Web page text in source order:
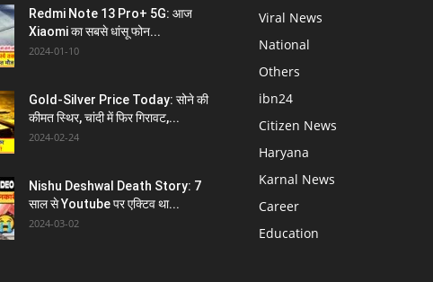
Redmi Note 13 Pro+ 5G: आज
Xiaomi का सबसे धांसू फोन...
2024-01-10
Gold-Silver Price Today: सोने की
कीमत स्थिर, चांदी में फिर गिरावट,...
2024-02-24
Nishu Deshwal Death Story: 7
साल से Youtube पर एक्टिव था...
2024-03-02
Viral News
National
Others
ibn24
Citizen News
Haryana
Karnal News
Career
Education